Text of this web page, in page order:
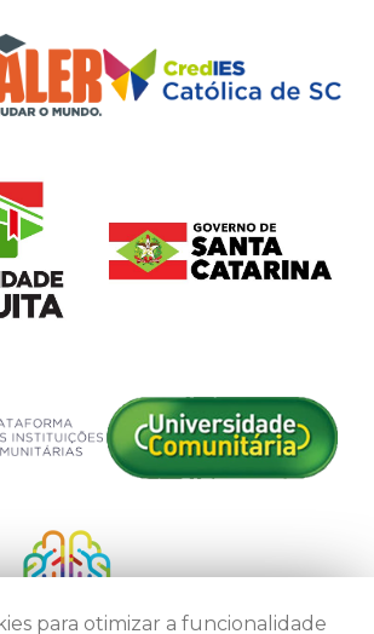
para otimizar a funcionalidade